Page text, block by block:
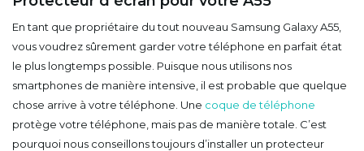
En tant que propriétaire du tout nouveau Samsung Galaxy A55,
vous voudrez sûrement garder votre téléphone en parfait état
le plus longtemps possible. Puisque nous utilisons nos
smartphones de manière intensive, il est probable que quelque
chose arrive à votre téléphone. Une coque de téléphone
protège votre téléphone, mais pas de manière totale. C’est
pourquoi nous conseillons toujours d’installer un protecteur